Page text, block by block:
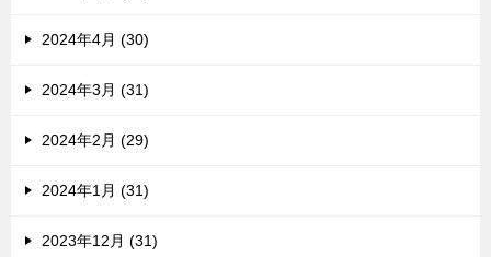
2024年4月 (30)
2024年3月 (31)
2024年2月 (29)
2024年1月 (31)
2023年12月 (31)